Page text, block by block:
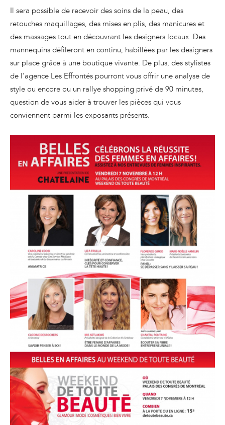
Il sera possible de recevoir des soins de la peau, des
retouches maquillages, des mises en plis, des manicures et
des massages tout en découvrant les designers locaux. Des
mannequins défileront en continu, habillées par les designers
sur place grâce à une boutique vivante. De plus, des stylistes
de l’agence Les Effrontés pourront vous offrir une analyse de
style ou encore ou un rallye shopping privé de 90 minutes,
question de vous aider à trouver les pièces qui vous
conviennent parmi les exposants présents.